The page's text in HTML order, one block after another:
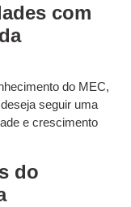
com
do MEC,
seguir uma
e crescimento
do